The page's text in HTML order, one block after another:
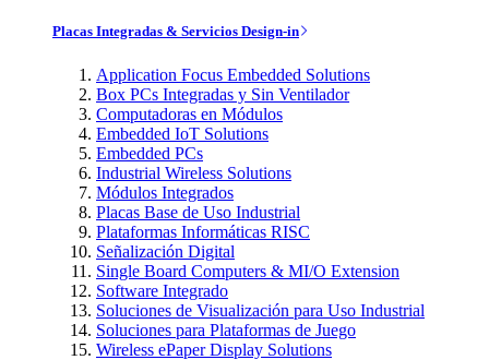
Placas Integradas & Servicios Design-in
Application Focus Embedded Solutions
Box PCs Integradas y Sin Ventilador
Computadoras en Módulos
Embedded IoT Solutions
Embedded PCs
Industrial Wireless Solutions
Módulos Integrados
Placas Base de Uso Industrial
Plataformas Informáticas RISC
Señalización Digital
Single Board Computers & MI/O Extension
Software Integrado
Soluciones de Visualización para Uso Industrial
Soluciones para Plataformas de Juego
Wireless ePaper Display Solutions